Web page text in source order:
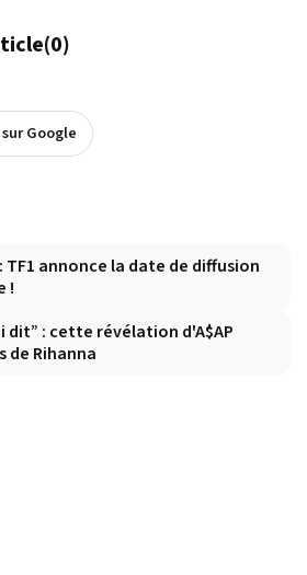
(0)
Google
TF1 annonce la date de diffusion
!
dit” : cette révélation d'A$AP
de Rihanna